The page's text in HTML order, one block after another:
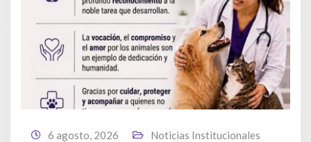
6 agosto, 2026 Noticias Institucionales